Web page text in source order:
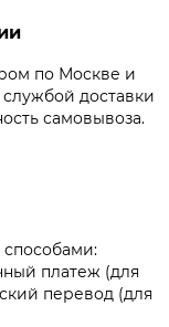
по Москве и
доставки
самовывоза.
способами:
платеж (для
перевод (для